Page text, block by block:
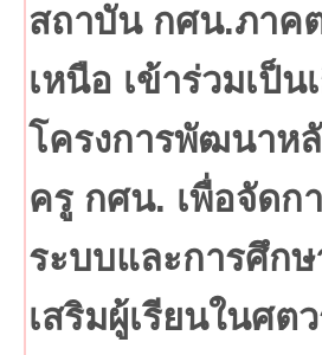
สถาบัน กศน.ภาค
เหนือ เข้าร่วมเป็
โครงการพัฒนาห
ครู กศน. เพื่อจัดก
ระบบและการศึก
เสริมผู้เรียนในศต